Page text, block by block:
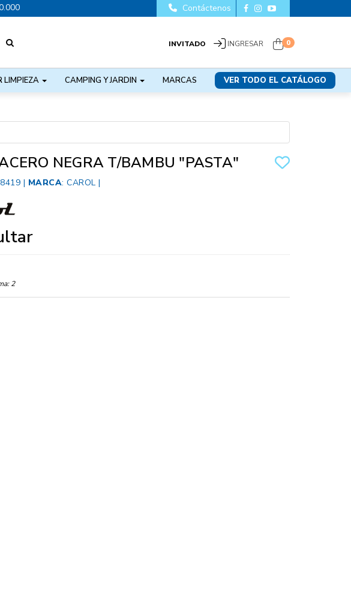
INVITADO INGRESAR 0
LIMPIEZA CAMPING Y JARDIN MARCAS VER TODO EL CATÁLOGO
Contáctenos
NEGRA T/BAMBU "PASTA"
8419 | MARCA: CAROL |
2